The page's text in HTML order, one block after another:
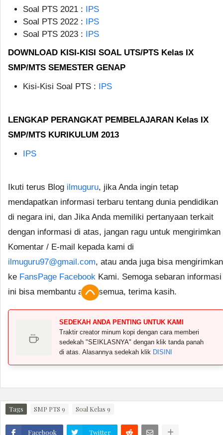
Soal PTS 2021 : IPS
Soal PTS 2022 : IPS
Soal PTS 2023 : IPS
DOWNLOAD KISI-KISI SOAL UTS/PTS Kelas IX
SMP/MTS SEMESTER GENAP
Kisi-Kisi Soal PTS : IPS
LENGKAP PERANGKAT PEMBELAJARAN Kelas IX
SMP/MTS KURIKULUM 2013
IPS
Ikuti terus Blog ilmuguru, jika Anda ingin tetap
mendapatkan informasi terbaru tentang dunia pendidikan
di negara ini, dan Jika Anda memiliki pertanyaan terkait
dengan informasi di atas, jangan ragu untuk mengirimkan
Komentar / E-mail kepada kami di
ilmuguru97@gmail.com, atau anda juga bisa mengirimkan
ke FansPage Facebook Kami. Semoga sebaran informasi
ini bisa membantu anda semua, terima kasih.
SEDEKAH ANDA PENTING UNTUK KAMI
Traktir creator minum kopi dengan cara memberi
sedekah "SEIKLASNYA" dengan klik tanda panah
di atas. Alasannya sedekah klik DISINI
Tags SMP PTS 9 Soal Kelas 9
Facebook Twitter